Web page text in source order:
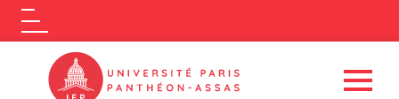
Logo